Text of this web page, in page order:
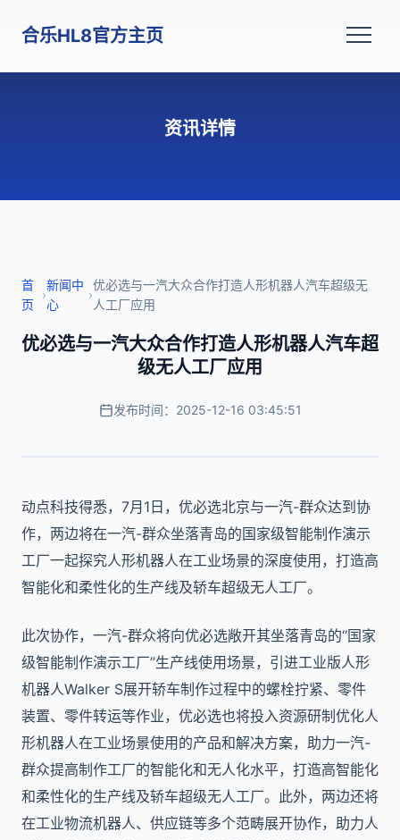
合乐HL8官方主页
资讯详情
首
页
›
新闻中
心
›
优必选与一汽大众合作打造人形机器人汽车超级无
人工厂应用
优必选与一汽大众合作打造人形机器人汽车超
级无人工厂应用
发布时间：2025-12-16 03:45:51
动点科技得悉，7月1日，优必选北京与一汽-群众达到协
作，两边将在一汽-群众坐落青岛的国家级智能制作演示
工厂一起探究人形机器人在工业场景的深度使用，打造高
智能化和柔性化的生产线及轿车超级无人工厂。
此次协作，一汽-群众将向优必选敞开其坐落青岛的“国家
级智能制作演示工厂”生产线使用场景，引进工业版人形
机器人Walker S展开轿车制作过程中的螺栓拧紧、零件
装置、零件转运等作业，优必选也将投入资源研制优化人
形机器人在工业场景使用的产品和解决方案，助力一汽-
群众提高制作工厂的智能化和无人化水平，打造高智能化
和柔性化的生产线及轿车超级无人工厂。此外，两边还将
在工业物流机器人、供应链等多个范畴展开协作，助力人